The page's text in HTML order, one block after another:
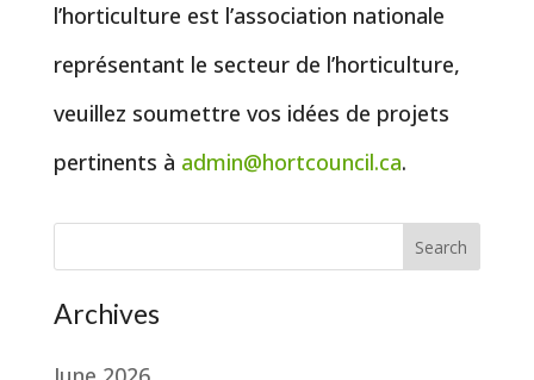
l’horticulture est l’association nationale
représentant le secteur de l’horticulture,
veuillez soumettre vos idées de projets
pertinents à admin@hortcouncil.ca.
Search
Archives